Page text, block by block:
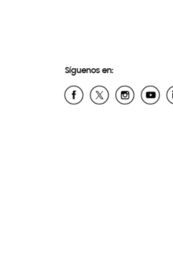
Síguenos en: